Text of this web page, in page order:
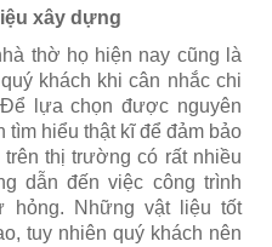
xây dựng
thờ họ hiện nay cũng là
khách khi cân nhắc chi
lựa chọn được nguyên
tìm hiểu thật kĩ để đảm bảo
thị trường có rất nhiều
dẫn đến việc công trình
hỏng. Những vật liệu tốt
tuy nhiên quý khách nên